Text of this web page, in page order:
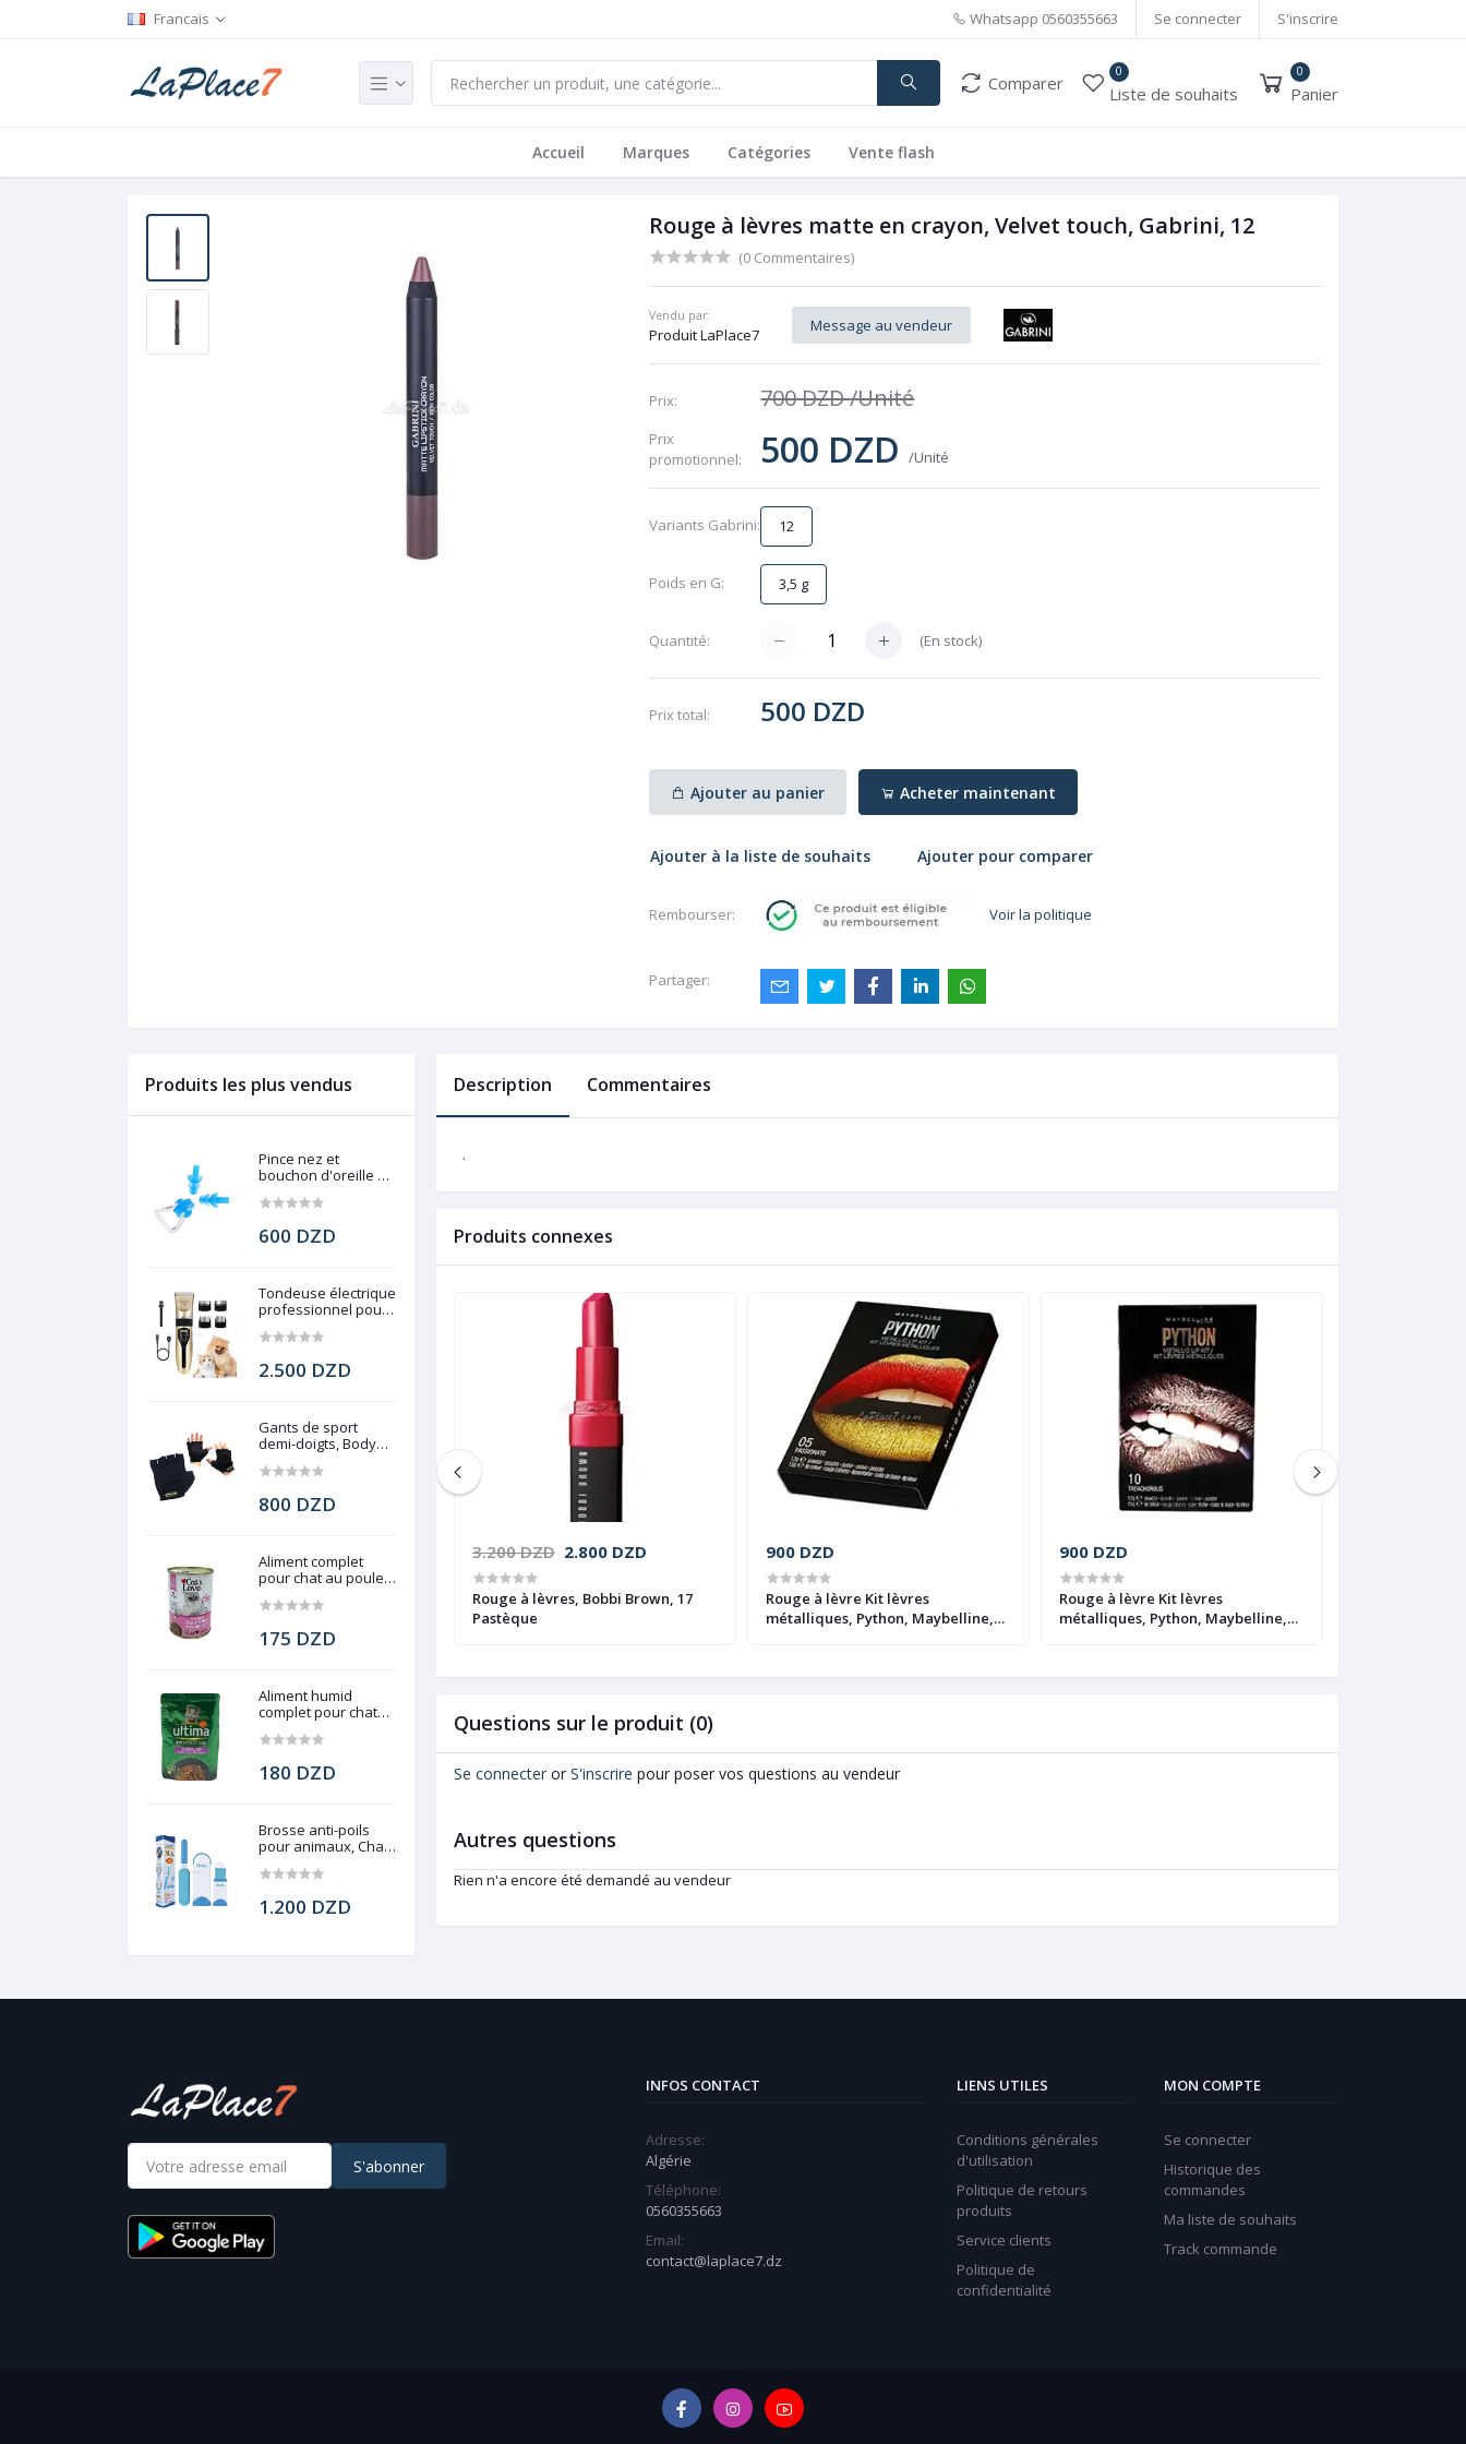
Francais Whatsapp 0560355663 Se connecter S'inscrire
Comparer
0
Liste de souhaits
0
Panier
Accueil Marques Catégories Vente flash
Rouge à lèvres matte en crayon, Velvet touch, Gabrini, 12
(0 Commentaires)
Vendu par:
Produit LaPlace7
Message au vendeur
Prix: 700 DZD/Unité
Prix ​​
promotionnel:
500 DZD/Unité
Variants Gabrini: 12
Poids en G: 3,5 g
Quantité: (En stock)
Prix ​​total: 500 DZD
Ajouter au panier Acheter maintenant
Ajouter à la liste de souhaits Ajouter pour comparer
Rembourser: Voir la politique
Partager:
Produits les plus vendus
Pince nez et
bouchon d'oreille de
600 DZD
Tondeuse électrique
professionnel pour
2.500 DZD
Gants de sport
demi-doigts, Body
800 DZD
Aliment complet
pour chat au poulet,
175 DZD
Aliment humid
complet pour chat
180 DZD
Brosse anti-poils
pour animaux, Chats
1.200 DZD
Description Commentaires
.
Produits connexes
Rouge à lèvres, Daylong lipcolor,
Pastel, 45
3.200 DZD 2.800 DZD
Rouge à lèvres, Bobbi Brown, 17
Pastèque
900 DZD
Rouge à lèvre Kit lèvres
métalliques, Python, Maybelline,
900 DZD
Rouge à lèvre Kit lèvres
métalliques, Python, Maybelline,
Questions sur le produit (0)
Se connecteror S'inscrire pour poser vos questions au vendeur
Autres questions
Rien n'a encore été demandé au vendeur
S'abonner
INFOS CONTACT
Adresse:
Algérie
Téléphone:
0560355663
Email:
contact@laplace7.dz
LIENS UTILES
Conditions générales
d'utilisation
Politique de retours
produits
Service clients
Politique de
confidentialité
MON COMPTE
Se connecter
Historique des
commandes
Ma liste de souhaits
Track commande